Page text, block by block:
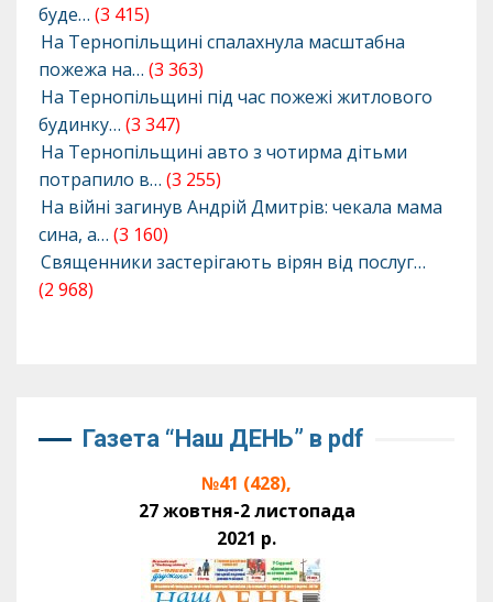
буде… (3 415)
На Тернопільщині спалахнула масштабна
пожежа на… (3 363)
На Тернопільщині під час пожежі житлового
будинку… (3 347)
На Тернопільщині авто з чотирма дітьми
потрапило в… (3 255)
На війні загинув Андрій Дмитрів: чекала мама
сина, а… (3 160)
Священники застерігають вірян від послуг…
(2 968)
Газета “Наш ДЕНЬ” в pdf
№41 (428),
27 жовтня-2 листопада
2021 р.